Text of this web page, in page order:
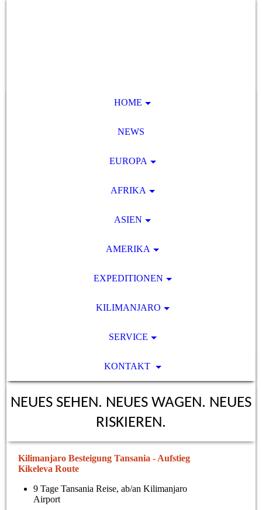
HOME
NEWS
EUROPA
AFRIKA
ASIEN
AMERIKA
EXPEDITIONEN
KILIMANJARO
SERVICE
KONTAKT
NEUES SEHEN. NEUES WAGEN. NEUES
RISKIEREN.
Kilimanjaro Besteigung Tansania - Aufstieg
Kikeleva Route
9 Tage Tansania Reise, ab/an Kilimanjaro
Airport